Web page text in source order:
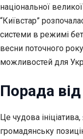
національної
“Київстар”
системи в режимі
весни поточного
можливостей для
Порада
Це чудова
громадянську